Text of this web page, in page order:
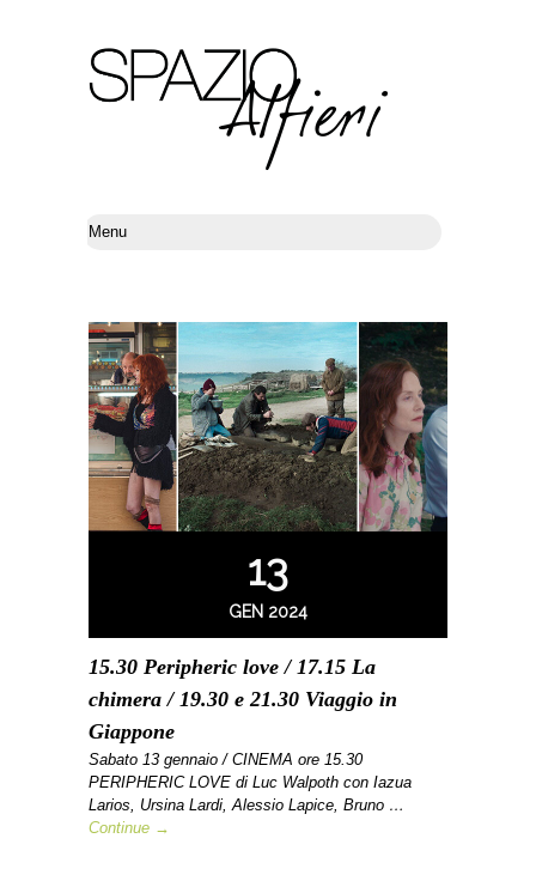
13
GEN 2024
15.30 Peripheric love / 17.15 La
chimera / 19.30 e 21.30 Viaggio in
Giappone
Sabato 13 gennaio / CINEMA ore 15.30
PERIPHERIC LOVE di Luc Walpoth con Iazua
Larios, Ursina Lardi, Alessio Lapice, Bruno …
Continue →